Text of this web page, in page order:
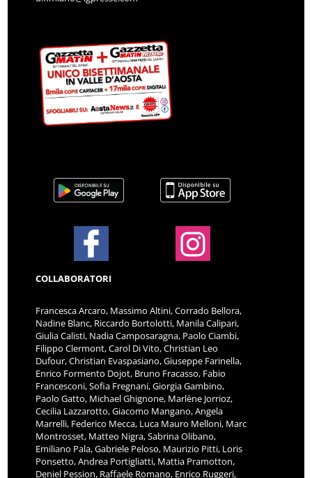
COLLABORATORI
Francesca Arcaro, Massimo Altini, Corrado Bellora,
Nadine Blanc, Riccardo Bortolotti, Manila Calipari,
Giulia Calisti, Nadia Camposaragna, Paolo Ciambi,
Filippo Clermont, Carol Di Vito, Christian Leo
Dufour, Christian Evaspasiano, Giuseppe Farinella,
Enrico Formento Dojot, Bruno Fracasso, Fabio
Francesconi, Sofia Fregnani, Giorgia Gambino,
Paolo Gatto, Michael Ghignone, Marlène Jorrioz,
Cecilia Lazzarotto, Giacomo Mangano, Angela
Marrelli, Federico Mecca, Luca Mauro Melloni, Marc
Montrosset, Matteo Nigra, Sabrina Olibano,
Emiliano Pala, Gabriele Peloso, Maurizio Pitti, Loris
Ponsetto, Andrea Portigliatti, Mattia Pramotton,
Deniel Pession, Raffaele Romano, Enrico Ruggeri,